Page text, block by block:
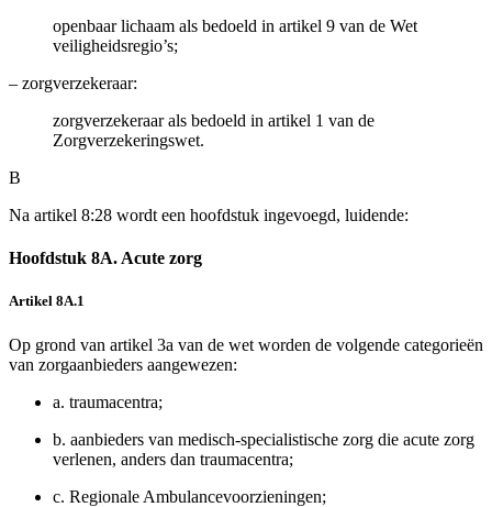
openbaar lichaam als bedoeld in artikel 9 van de Wet
veiligheidsregio’s;
– zorgverzekeraar:
zorgverzekeraar als bedoeld in artikel 1 van de
Zorgverzekeringswet.
B
Na artikel 8:28 wordt een hoofdstuk ingevoegd, luidende:
Hoofdstuk 8A. Acute zorg
Artikel 8A.1
Op grond van artikel 3a van de wet worden de volgende categorieën
van zorgaanbieders aangewezen:
a. traumacentra;
b. aanbieders van medisch-specialistische zorg die acute zorg
verlenen, anders dan traumacentra;
c. Regionale Ambulancevoorzieningen;